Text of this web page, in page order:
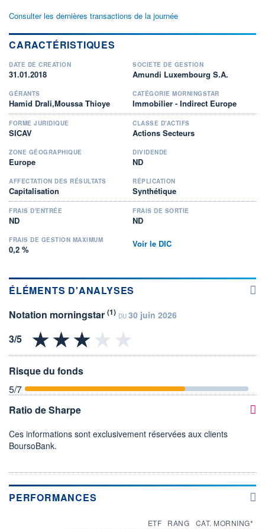
Consulter les dernières transactions de la journée
CARACTÉRISTIQUES
DATE DE CRÉATION
31.01.2018
SOCIÉTÉ DE GESTION
Amundi Luxembourg S.A.
GÉRANTS
Hamid Drali,Moussa Thioye
CATÉGORIE MORNINGSTAR
Immobilier - Indirect Europe
FORME JURIDIQUE
SICAV
CLASSE D'ACTIFS
Actions Secteurs
ZONE GÉOGRAPHIQUE
Europe
DIVIDENDE
ND
AFFECTATION DES RÉSULTATS
Capitalisation
RÉPLICATION
Synthétique
FRAIS D'ENTRÉE
ND
FRAIS DE SORTIE
ND
FRAIS DE GESTION MAXIMUM
0,2 %
Voir le DIC
ÉLÉMENTS D'ANALYSES
Notation morningstar (1) DU 30 juin 2026
Risque du fonds
5/7
Ratio de Sharpe
Ces informations sont exclusivement réservées aux clients
BoursoBank.
PERFORMANCES
ETF RANG CAT. MORNING*